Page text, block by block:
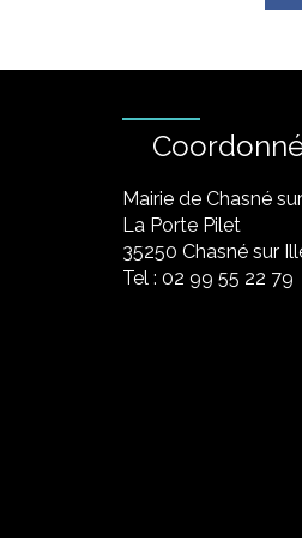
Mairie de Chasné
La Porte Pilet
35250 Chasné sur
Tel : 02 99 55 22 79